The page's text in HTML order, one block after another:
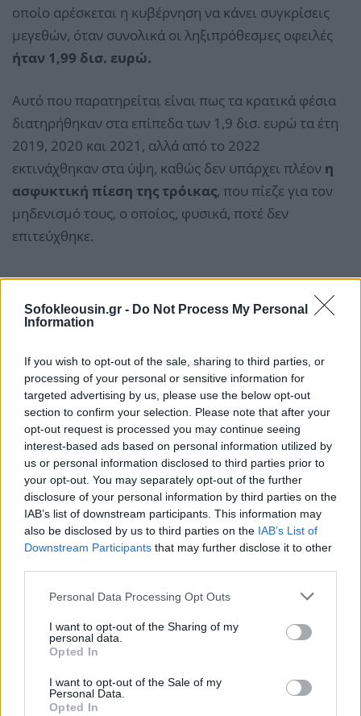
Sofokleousin.gr - Do Not Process My Personal
Information
If you wish to opt-out of the sale, sharing to third parties, or
processing of your personal or sensitive information for
targeted advertising by us, please use the below opt-out
section to confirm your selection. Please note that after your
opt-out request is processed you may continue seeing
interest-based ads based on personal information utilized by
us or personal information disclosed to third parties prior to
your opt-out. You may separately opt-out of the further
disclosure of your personal information by third parties on the
IAB’s list of downstream participants. This information may
also be disclosed by us to third parties on the IAB’s List of
Downstream Participants that may further disclose it to other
Personal Data Processing Opt Outs
I want to opt-out of the Sharing of my
personal data.
Opted In
I want to opt-out of the Sale of my
Personal Data.
Opted In
οποίο αρέσκεται η κυβέρνηση να κάνει συγκρίσεις
μεγεθών, όταν συνολικά οι ληξιπρόθεσμες οφειλές
ήταν 1,99 δισ. ευρώ.
Αυτό που παρατηρείται είναι πως τα κρατικά φέσια
διατηρήθηκαν στα επίπεδα των 1,9 δισ. ευρώ τα έτη
2019, 2020 και 2021, αλλά από το 2022
εκτινάχθηκαν στα ύψη, καθώς δεν υπάρχει πλέον η
ασφυκτική πίεση της τρόικας, που πίεζε για τον
μηδενισμό τους, ο οποίος, φυσικά, ποτέ δεν
επιτεύχθηκε.